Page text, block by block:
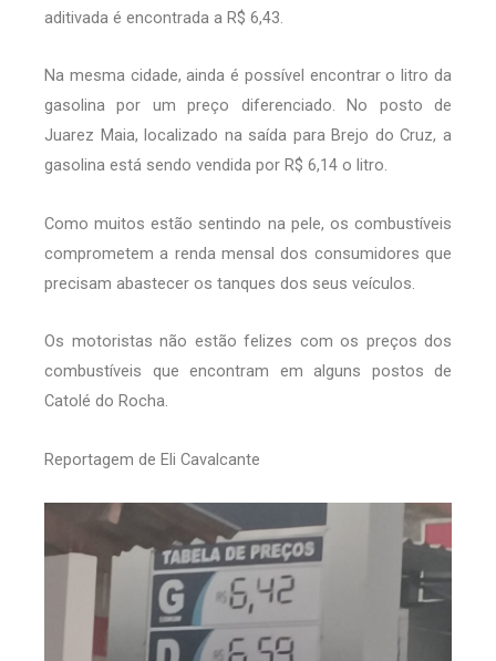
aditivada é encontrada a R$ 6,43.
Na mesma cidade, ainda é possível encontrar o litro da
gasolina por um preço diferenciado. No posto de
Juarez Maia, localizado na saída para Brejo do Cruz, a
gasolina está sendo vendida por R$ 6,14 o litro.
Como muitos estão sentindo na pele, os combustíveis
comprometem a renda mensal dos consumidores que
precisam abastecer os tanques dos seus veículos.
Os motoristas não estão felizes com os preços dos
combustíveis que encontram em alguns postos de
Catolé do Rocha.
Reportagem de Eli Cavalcante